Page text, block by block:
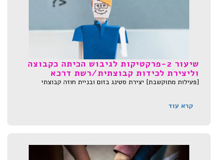
שיעור 2-פרקטיקות לגיבוש הכיתה כקבוצה
וליצירת לכידות קבוצתית/רשת דרכא
[פעילות מתוקשבת] יצירת סטינג בזום ובניית חוזה קבוצתי
קרא עוד